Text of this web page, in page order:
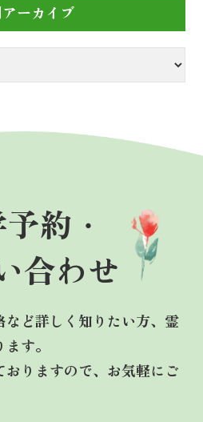
アーカイブ
約・
合わせ
など詳しく知りたい方、霊
す。
りますので、お気軽にご